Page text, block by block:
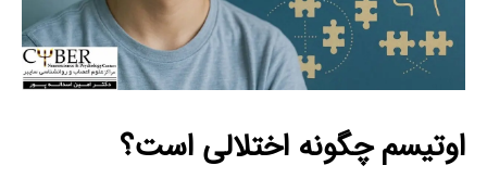
اوتیسم چگونه اختلالی است؟